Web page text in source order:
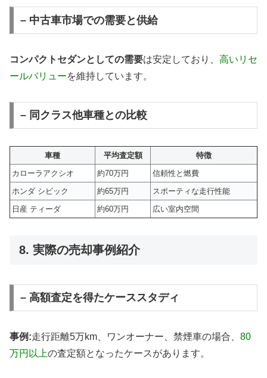
– 中古車市場での需要と供給
コンパクトセダンとしての需要は安定しており、 高いリセ
ールバリューを維持しています。
– 同クラス他車種との比較
車種 平均査定額
特徴
カローラアクシオ
約70万円
信頼性と燃費
ホンダ シビック
約65万円
スポーティな走行性能
日産 ティーダ
約60万円 広い室内空間
8. 実際の売却事例紹介
– 高額査定を得たケーススタディ
事例:走行距離5万km、ワンオーナー、禁煙車の場合、 80
万円以上の査定額となったケースがあります。